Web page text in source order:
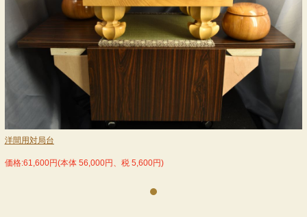
洋間用対局台
価格:61,600円(本体 56,000円、税 5,600円)